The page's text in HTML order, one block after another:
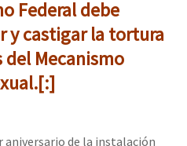
Federal debe
y castigar la tortura
del Mecanismo
aniversario de la instalación